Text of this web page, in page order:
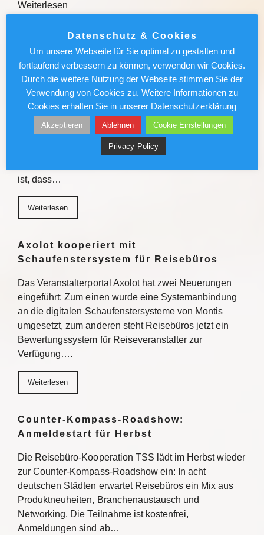
Weiterlesen
Weiterlesen
Sven Förster ist Biersommelier:
„Schmeckt mir nicht, akzeptiere ich
nicht“
Er hat seine Leidenschaft zum Beruf gemacht: Sven
Förster ist Biersommelier und ein absoluter
Genussmensch. Der Wahlmünsteraner erklärt, was ein
ist, dass…
Weiterlesen
Axolot kooperiert mit
Schaufenstersystem für Reisebüros
Das Veranstalterportal Axolot hat zwei Neuerungen
eingeführt: Zum einen wurde eine Systemanbindung
an die digitalen Schaufenstersysteme von Montis
umgesetzt, zum anderen steht Reisebüros jetzt ein
Bewertungssystem für Reiseveranstalter zur
Verfügung….
Weiterlesen
Counter-Kompass-Roadshow:
Anmeldestart für Herbst
Die Reisebüro-Kooperation TSS lädt im Herbst wieder
zur Counter-Kompass-Roadshow ein: In acht
deutschen Städten erwartet Reisebüros ein Mix aus
Produktneuheiten, Branchenaustausch und
Networking. Die Teilnahme ist kostenfrei,
Anmeldungen sind ab…
Datenschutz & Cookies
Um unsere Webseite für Sie optimal zu gestalten und
fortlaufend verbessern zu können, verwenden wir Cookies.
Durch die weitere Nutzung der Webseite stimmen Sie der
Verwendung von Cookies zu. Weitere Informationen zu
Cookies erhalten Sie in unserer Datenschutzerklärung
Akzeptieren Ablehnen Cookie Einstellungen
Privacy Policy